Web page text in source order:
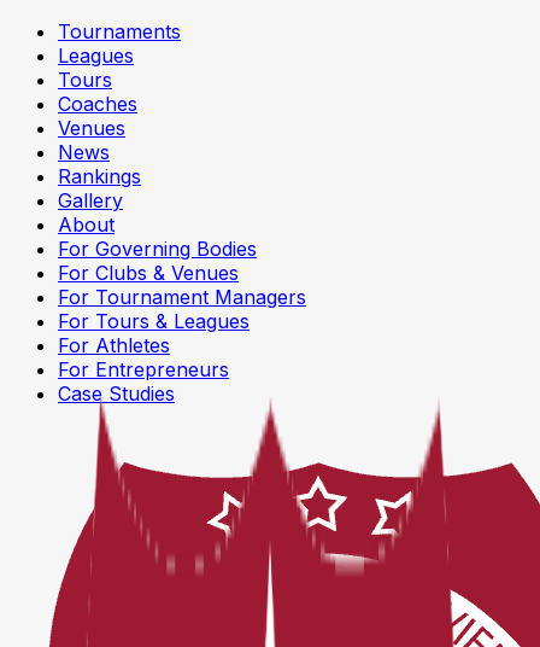
Tournaments
Leagues
Tours
Coaches
Venues
News
Rankings
Gallery
About
For Governing Bodies
For Clubs & Venues
For Tournament Managers
For Tours & Leagues
For Athletes
For Entrepreneurs
Case Studies